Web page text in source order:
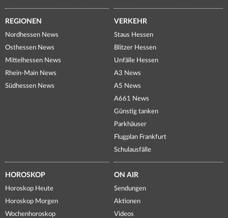
REGIONEN
Nordhessen News
Osthessen News
Mittelhessen News
Rhein-Main News
Südhessen News
VERKEHR
Staus Hessen
Blitzer Hessen
Unfälle Hessen
A3 News
A5 News
A661 News
Günstig tanken
Parkhäuser
Flugplan Frankfurt
Schulausfälle
HOROSKOP
Horoskop Heute
Horoskop Morgen
Wochenhoroskop
ON AIR
Sendungen
Aktionen
Videos